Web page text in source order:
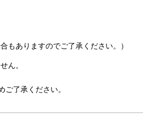
もありますのでご了承ください。）
ん。
了承ください。